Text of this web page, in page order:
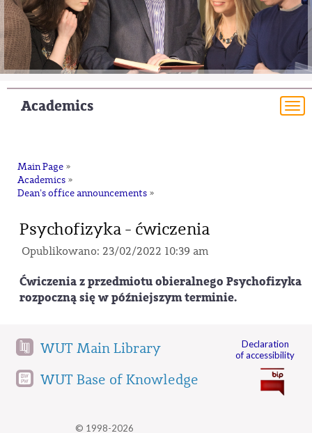
Academics
Main Page »
Academics »
Dean's office announcements »
Psychofizyka - ćwiczenia
Opublikowano: 23/02/2022 10:39 am
Ćwiczenia z przedmiotu obieralnego Psychofizyka
rozpoczną się w późniejszym terminie.
WUT Main Library
WUT Base of Knowledge
© 1998-2026
Declaration
of accessibility